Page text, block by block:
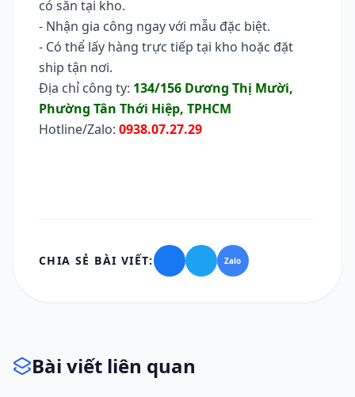
có sẵn tại kho.
- Nhận gia công ngay với mẫu đặc biệt.
- Có thể lấy hàng trực tiếp tại kho hoặc đặt
ship tận nơi.
Địa chỉ công ty: 134/156 Dương Thị Mười,
Phường Tân Thới Hiệp, TPHCM
Hotline/Zalo: 0938.07.27.29
CHIA SẺ BÀI VIẾT: Zalo
Bài viết liên quan